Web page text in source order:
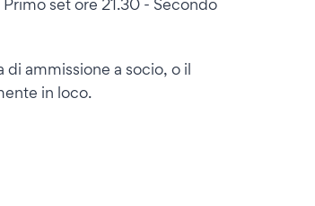
set ore 21.30 - Secondo
di ammissione a socio, o il
in loco.